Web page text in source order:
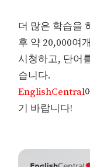
더 많은 학습을
후 약 20,000여
시청하고, 단어
습니다.
EnglishCentral
기 바랍니다!